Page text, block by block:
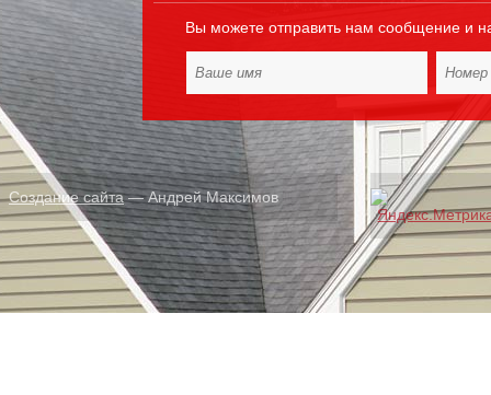
Вы можете отправить нам сообщение и
Создание сайта— Андрей Максимов